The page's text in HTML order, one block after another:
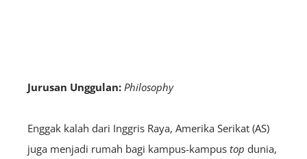
Jurusan Unggulan: Philosophy
Enggak kalah dari Inggris Raya, Amerika Serikat (AS)
juga menjadi rumah bagi kampus-kampus top dunia,